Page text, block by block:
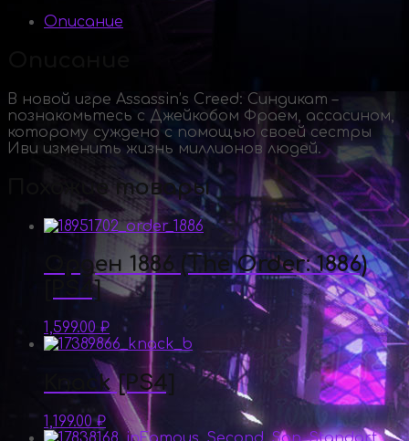
Описание
В новой игре Assassin’s Creed: Синдикат –
познакомьтесь с Джейкобом Фраем, ассасином,
которому суждено с помощью своей сестры
Иви изменить жизнь миллионов людей.
Похожие товары
Орден 1886 (The Order: 1886)
[PS4]
1,599.00 ₽
Knack [PS4]
1,199.00₽